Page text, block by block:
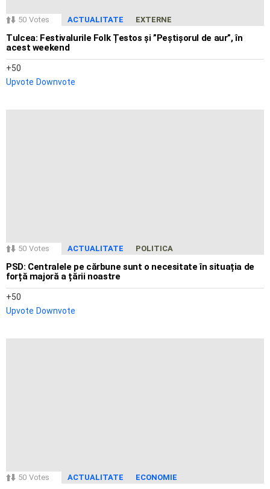
50 Votes ACTUALITATE EXTERNE
Tulcea: Festivalurile Folk Țestos și ”Peștișorul de aur”, în
acest weekend
50
Upvote Downvote
50 Votes ACTUALITATE POLITICA
PSD: Centralele pe cărbune sunt o necesitate în situația de
forță majoră a țării noastre
50
Upvote Downvote
50 Votes ACTUALITATE ECONOMIE